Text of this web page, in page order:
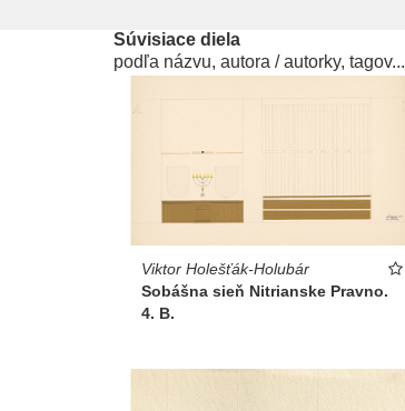
Súvisiace diela
podľa názvu, autora / autorky, tagov...
Viktor Holešťák-Holubár
Sobášna sieň Nitrianske Pravno.
4. B.